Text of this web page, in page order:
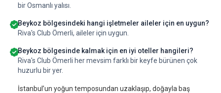
bir Osmanlı yalısı.
Beykoz bölgesindeki hangi işletmeler aileler için en uygun?
Riva's Club Ömerli, aileler için uygun.
Beykoz bölgesinde kalmak için en iyi oteller hangileri?
Riva's Club Ömerli her mevsim farklı bir keyfe bürünen çok
huzurlu bir yer.
İstanbul’un yoğun temposundan uzaklaşıp, doğayla baş